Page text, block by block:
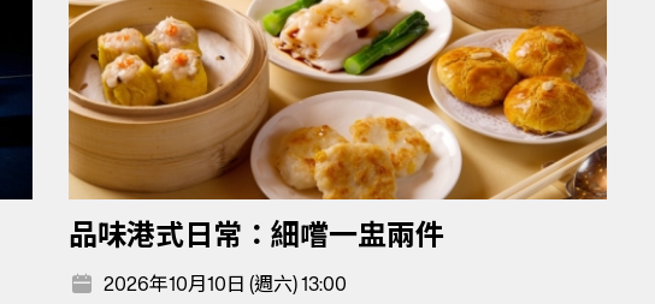
品味港式日常：細嚐一盅兩件
2026年10月10日 (週六) 13:00